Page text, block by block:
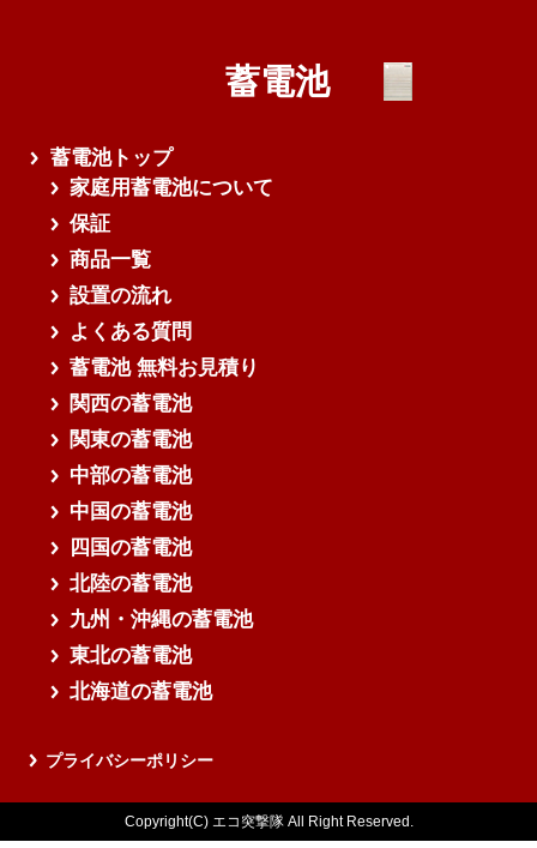
蓄電池
蓄電池トップ
家庭用蓄電池について
保証
商品一覧
設置の流れ
よくある質問
蓄電池 無料お見積り
関西の蓄電池
関東の蓄電池
中部の蓄電池
中国の蓄電池
四国の蓄電池
北陸の蓄電池
九州・沖縄の蓄電池
東北の蓄電池
北海道の蓄電池
プライバシーポリシー
Copyright(C) エコ突撃隊 All Right Reserved.